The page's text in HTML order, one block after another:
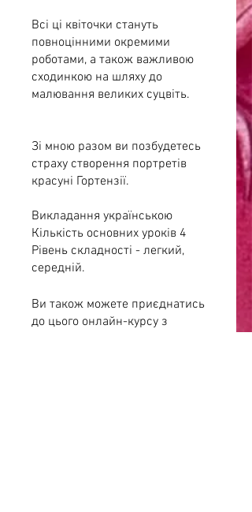
Всі ці квіточки стануть
повноцінними окремими
роботами, а також важливою
сходинкою на шляху до
малювання великих суцвіть.
Зі мною разом ви позбудетесь
страху створення портретів
красуні Гортензії.
Викладання українською
Кількість основних уроків 4
Рівень складності - легкий,
середній.
Ви також можете приєднатись
до цього онлайн-курсу з